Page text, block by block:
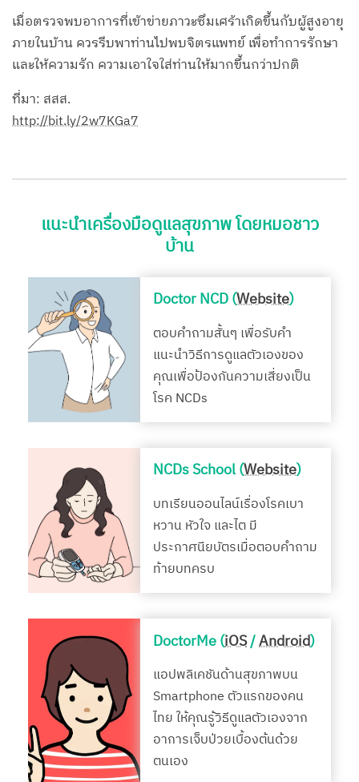
เมื่อตรวจพบอาการที่เข้าข่ายภาวะซึมเศร้าเกิดขึ้นกับผู้สูงอายุ
ภายในบ้าน ควรรีบพาท่านไปพบจิตรแพทย์ เพื่อทำการรักษา
และให้ความรัก ความเอาใจใส่ท่านให้มากขึ้นกว่าปกติ
ที่มา: สสส.
http://bit.ly/2w7KGa7
แนะนำเครื่องมือดูแลสุขภาพ โดยหมอชาว
บ้าน
Doctor NCD (Website)
ตอบคำถามสั้นๆ เพื่อรับคำ
แนะนำวิธีการดูแลตัวเองของ
คุณเพื่อป้องกันความเสี่ยงเป็น
โรค NCDs
NCDs School (Website)
บทเรียนออนไลน์เรื่องโรคเบา
หวาน หัวใจ และไต มี
ประกาศนียบัตรเมื่อตอบคำถาม
ท้ายบทครบ
DoctorMe (iOS/Android)
แอปพลิเคชันด้านสุขภาพบน
Smartphone ตัวแรกของคน
ไทย ให้คุณรู้วิธีดูแลตัวเองจาก
อาการเจ็บป่วยเบื้องต้นด้วย
ตนเอง